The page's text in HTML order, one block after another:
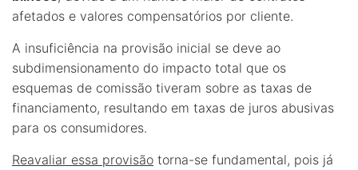
afetados e valores compensatórios por cliente.
A insuficiência na provisão inicial se deve ao
subdimensionamento do impacto total que os
esquemas de comissão tiveram sobre as taxas de
financiamento, resultando em taxas de juros abusivas
para os consumidores.
Reavaliar essa provisão torna-se fundamental, pois já